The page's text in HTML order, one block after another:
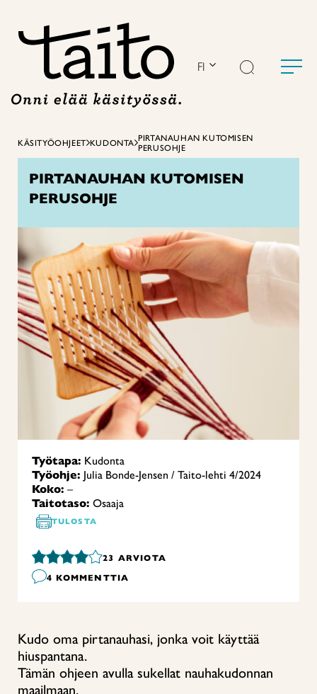
FI
KÄSITYÖOHJEET KUDONTA PIRTANAUHAN KUTOMISEN
PERUSOHJE
PIRTANAUHAN KUTOMISEN
PERUSOHJE
Työtapa: Kudonta
Työohje: Julia Bonde-Jensen / Taito-lehti 4/2024
Koko: –
Taitotaso: Osaaja
TULOSTA
23 ARVIOTA
4 KOMMENTTIA
Kudo oma pirtanauhasi, jonka voit käyttää
hiuspantana.
Tämän ohjeen avulla sukellat nauhakudonnan
maailmaan.